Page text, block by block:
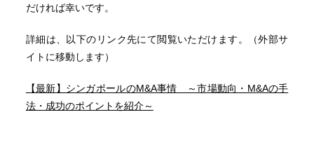
だければ幸いです。
詳細は、以下のリンク先にて閲覧いただけます。（外部サ
イトに移動します）
【最新】シンガポールのM&A事情 ～市場動向・M&Aの手
法・成功のポイントを紹介～